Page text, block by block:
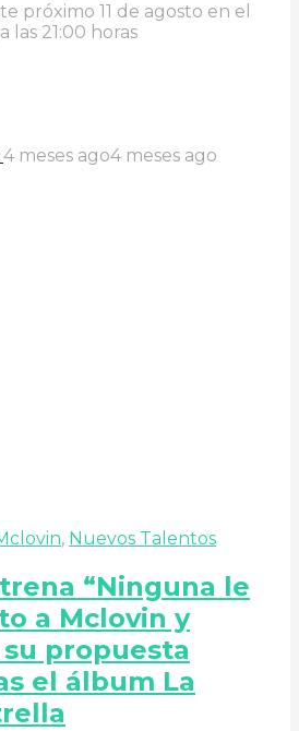
próximo 11 de agosto en el
las 21:00 horas
4 meses ago4 meses ago
, Nuevos Talentos
“Ninguna le
a Mclovin y
propuesta
el álbum La